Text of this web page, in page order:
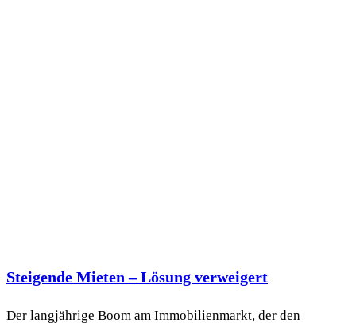
Steigende Mieten – Lösung verweigert
Der langjährige Boom am Immobilienmarkt, der den